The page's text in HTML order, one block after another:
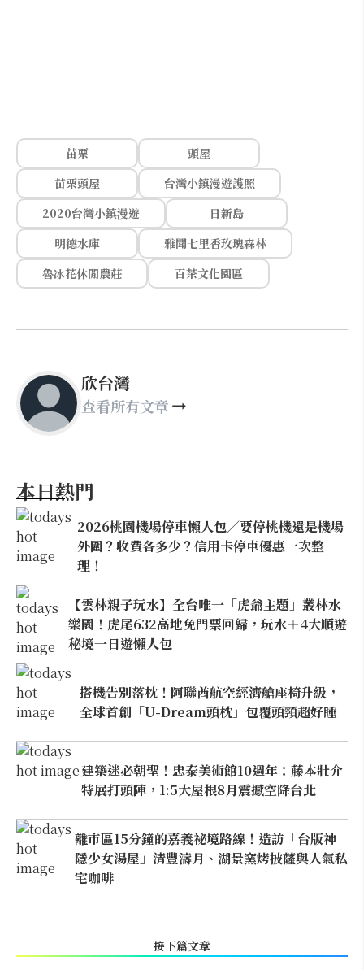
苗栗
頭屋
苗栗頭屋
台灣小鎮漫遊護照
2020台灣小鎮漫遊
日新島
明德水庫
雅聞七里香玫瑰森林
魯冰花休閒農莊
百茶文化園區
欣台灣
查看所有文章
本日熱門
2026桃園機場停車懶人包／要停桃機還是機場
外圍？收費各多少？信用卡停車優惠一次整
理！
【雲林親子玩水】全台唯一「虎爺主題」叢林水
樂園！虎尾632高地免門票回歸，玩水＋4大順遊
秘境一日遊懶人包
搭機告別落枕！阿聯酋航空經濟艙座椅升級，
全球首創「U-Dream頭枕」包覆頭頸超好睡
建築迷必朝聖！忠泰美術館10週年：藤本壯介
特展打頭陣，1:5大屋根8月震撼空降台北
離市區15分鐘的嘉義祕境路線！造訪「台版神
隱少女湯屋」清豐濤月、湖景窯烤披薩與人氣私
宅咖啡
接下篇文章